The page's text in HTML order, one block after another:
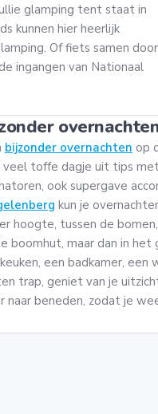
glamping tent staat in
kunnen hier heerlijk
Of fiets samen door
ingangen van Nationaal
bijzonder overnachten op
veel toffe dagje uit tips
ook supergave
kun je
hoogte, tussen de
boomhut, maar dan in
een badkamer, een
trap, geniet van je
naar beneden, zodat je